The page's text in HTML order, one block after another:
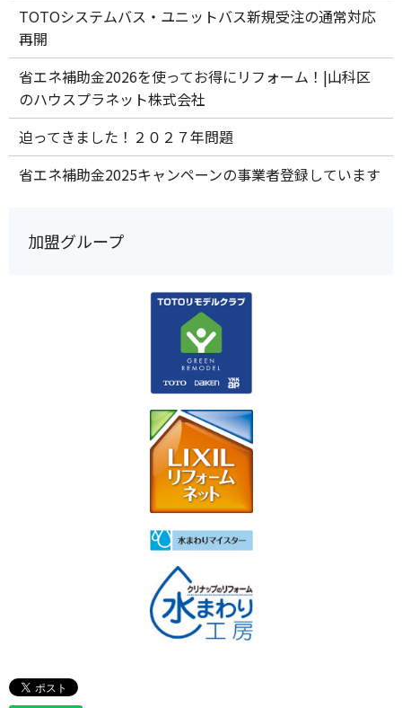
TOTOシステムバス・ユニットバス新規受注の通常対応
再開
省エネ補助金2026を使ってお得にリフォーム！|山科区
のハウスプラネット株式会社
迫ってきました！２０２７年問題
省エネ補助金2025キャンペーンの事業者登録しています
加盟グループ